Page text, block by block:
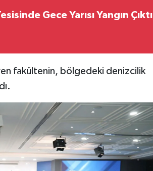
Gece Yarısı Yangın Çıktı
fakültenin, bölgedeki denizcilik